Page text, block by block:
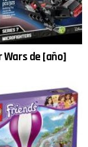
Wars de [año]